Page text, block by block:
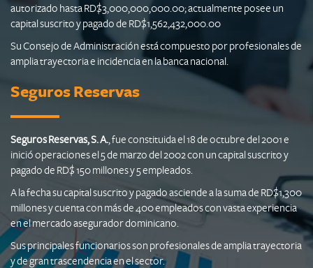
autorizado hasta RD$3,000,000,000.00; actualmente posee un
capital suscrito y pagado de RD$1,562,432,000.00
Su Consejo de Administración está compuesto por profesionales de
amplia trayectoria e incidencia en la banca nacional.
Seguros Reservas
Seguros Reservas, S. A., fue constituida el 18 de octubre del 2001 e
inició operaciones el 5 de marzo del 2002 con un capital suscrito y
pagado de RD$ 150 millones y 5 empleados.
A la fecha su capital suscrito y pagado asciende a la suma de RD$1,300
millones y cuenta con más de 400 empleados con vasta experiencia
en el mercado asegurador dominicano.
Sus principales funcionarios son profesionales de amplia trayectoria
y de gran trascendencia en el sector.